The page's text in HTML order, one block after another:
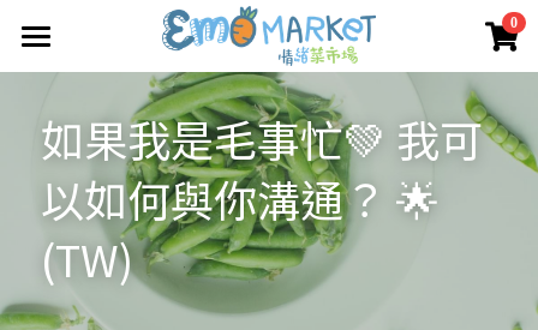
0
圖冊
Emo 商店
所有商品分類
情緒蔬菜小伙伴
關於我們
我們的服務
媒體報導
如果我是毛事忙💚 我可
以如何與你溝通？ 🌟
(TW)
×
商品分類
所有商品分類